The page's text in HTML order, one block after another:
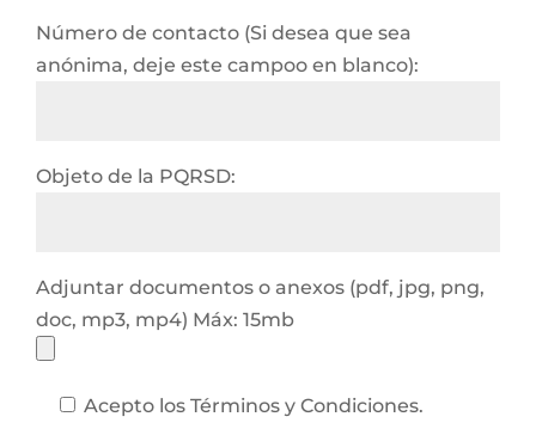
Número de contacto (Si desea que sea
anónima, deje este campoo en blanco):
Objeto de la PQRSD:
Adjuntar documentos o anexos (pdf, jpg, png,
doc, mp3, mp4) Máx: 15mb
Acepto los Términos y Condiciones.